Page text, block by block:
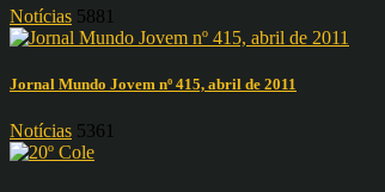
Notícias 5881
Jornal Mundo Jovem nº 415, abril de 2011
Notícias 5361